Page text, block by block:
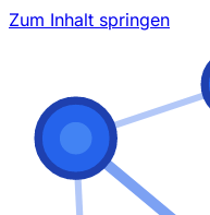
Zum Inhalt springen